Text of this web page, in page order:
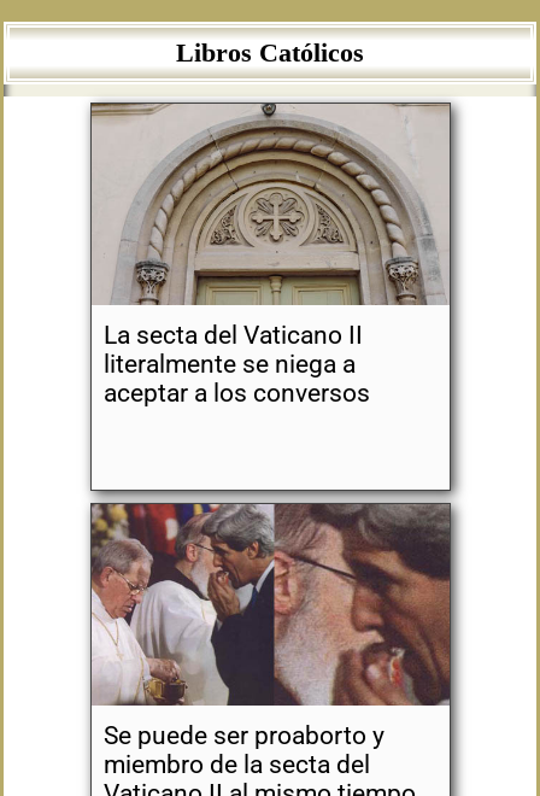
Libros Católicos
La secta del Vaticano II
literalmente se niega a
aceptar a los conversos
Se puede ser proaborto y
miembro de la secta del